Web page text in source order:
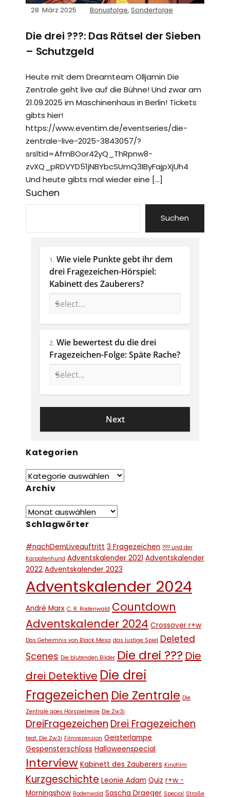
28. März 2025 Bonusfolge, Sonderfolge
Die drei ???: Das Rätsel der Sieben
– Schutzgeld
Heute mit dem Dreamteam Olljamin Die
Zentrale geht live auf die Bühne! Und zwar am
21.09.2025 im Maschinenhaus in Berlin! Tickets
gibts hier!
https://www.eventim.de/eventseries/die-
zentrale-live-2025-3843057/?
srsltid=AfmBOor42yQ_ThRpnw8-
zvXQ_pRDVYD51jNBYbcSUmQ3IByFajpXjUh4
Und heute gibts mal wieder eine […]
Suchen
Suchen
1. Wie viele Punkte gebt ihr dem
drei Fragezeichen-Hörspiel:
Kabinett des Zauberers?
2. Wie bewertest du die drei
Kategorien
Archiv
Schlagwörter
#nachDemLiveauftritt 3 Fragezeichen ??? und der
Karpatenhund Adventskalender 2021 Adventskalender
2022 Adventskalender 2023
Adventskalender 2024
André Marx C. R. Rodenwald Countdown
Adventskalender 2024 Crossover r+w
Das Geheimnis von Black Mesa das lustige Spiel Deleted
Scenes Die blutenden Bilder Die drei ??? Die
drei Detektive Die drei
Fragezeichen Die Zentrale Die
Zentrale goes Hörspielregie Die Zw3i
DreiFragezeichen Drei Fragezeichen
feat. Die Zw3i Filmrezension Geisterlampe
Gespensterschloss Halloweenspecial
Interview Kabinett des Zauberers Kinofilm
Kurzgeschichte Leonie Adam Quiz r+w -
Morningshow Rodenwald Sascha Draeger Special Straße